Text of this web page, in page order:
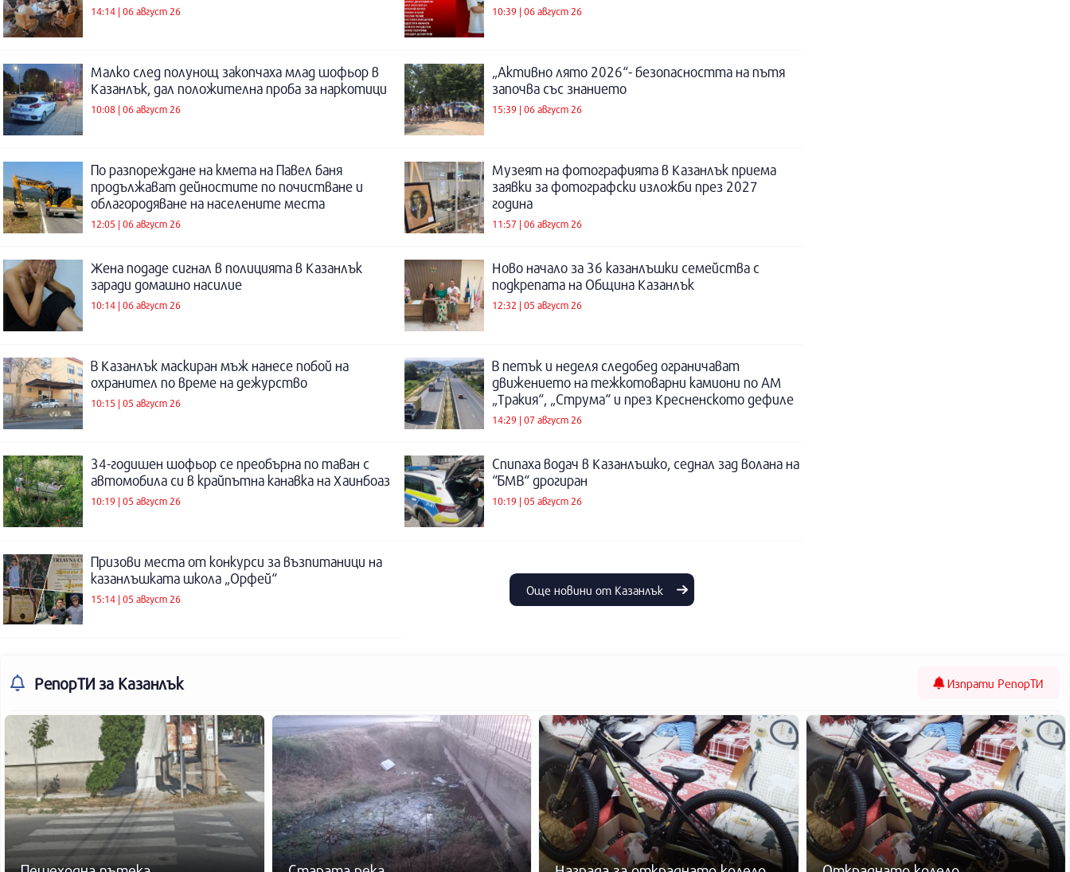
14:14 | 06 август 26 10:39 | 06 август 26
Малко след полунощ закопчаха млад шофьор в
Казанлък, дал положителна проба за наркотици
10:08 | 06 август 26
„Активно лято 2026“- безопасността на пътя
започва със знанието
15:39 | 06 август 26
По разпореждане на кмета на Павел баня
продължават дейностите по почистване и
облагородяване на населените места
12:05 | 06 август 26
Музеят на фотографията в Казанлък приема
заявки за фотографски изложби през 2027
година
11:57 | 06 август 26
Жена подаде сигнал в полицията в Казанлък
заради домашно насилие
10:14 | 06 август 26
Ново начало за 36 казанлъшки семейства с
подкрепата на Община Казанлък
12:32 | 05 август 26
В Казанлък маскиран мъж нанесе побой на
охранител по време на дежурство
10:15 | 05 август 26
В петък и неделя следобед ограничават
движението на тежкотоварни камиони по АМ
„Тракия“, „Струма“ и през Кресненското дефиле
14:29 | 07 август 26
34-годишен шофьор се преобърна по таван с
автомобила си в крайпътна канавка на Хаинбоаз
10:19 | 05 август 26
Спипаха водач в Казанлъшко, седнал зад волана на
“БМВ“ дрогиран
10:19 | 05 август 26
Призови места от конкурси за възпитаници на
казанлъшката школа „Орфей“
15:14 | 05 август 26
Още новини от Казанлък
РепорТИ за Казанлък Изпрати РепорТИ